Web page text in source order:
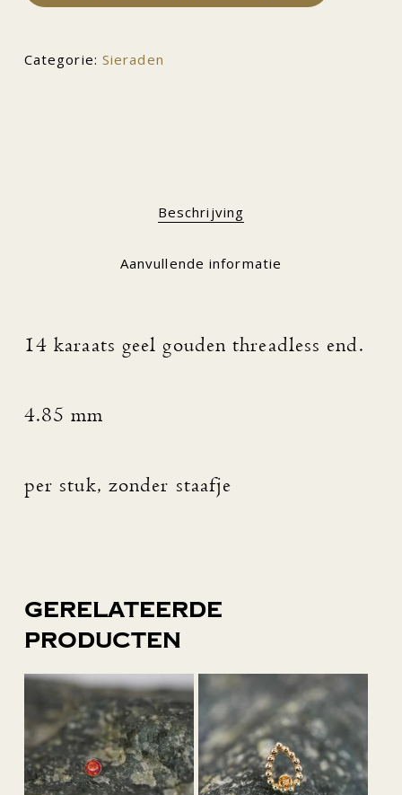
Categorie: Sieraden
Beschrijving
Aanvullende informatie
14 karaats geel gouden threadless end.
4.85 mm
per stuk, zonder staafje
Gerelateerde
producten